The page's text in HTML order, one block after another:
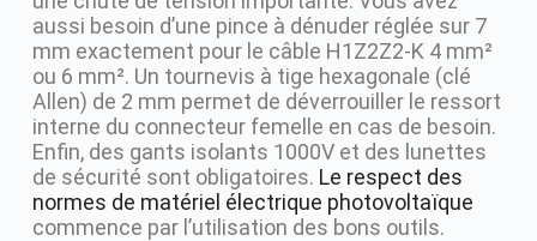
aussi besoin d’une pince à dénuder réglée sur 7
mm exactement pour le câble H1Z2Z2-K 4 mm²
ou 6 mm². Un tournevis à tige hexagonale (clé
Allen) de 2 mm permet de déverrouiller le ressort
interne du connecteur femelle en cas de besoin.
Enfin, des gants isolants 1000V et des lunettes
de sécurité sont obligatoires. Le respect des
normes de matériel électrique photovoltaïque
commence par l’utilisation des bons outils.